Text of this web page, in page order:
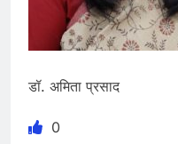
डॉ. अमिता प्रसाद
0